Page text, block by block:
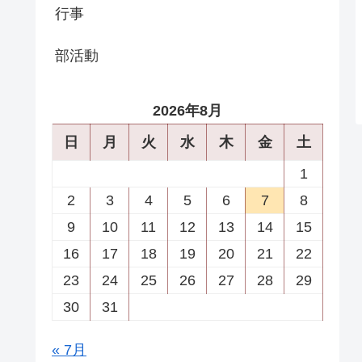
行事
部活動
2026年8月
日
月 火 水 木 金
土
1
2
3 4 5 6 7
8
9
10 11 12 13 14
15
16
17 18 19 20 21
22
23
24 25 26 27 28
29
30
31
« 7月